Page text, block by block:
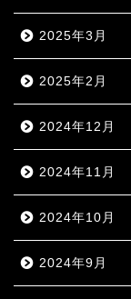
2025年3月
2025年2月
2024年12月
2024年11月
2024年10月
2024年9月